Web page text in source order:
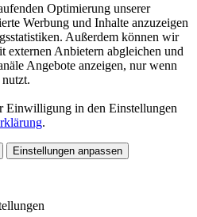
Optimierung unserer
Werbung und Inhalte anzuzeigen
Außerdem können wir
externen Anbietern abgleichen und
Angebote anzeigen, nur wenn
Einwilligung in den Einstellungen
.
Einstellungen anpassen